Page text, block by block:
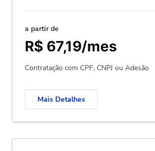
a partir de
R$ 67,19/mes
Contratação com CPF, CNPJ ou Adesão
Mais Detalhes